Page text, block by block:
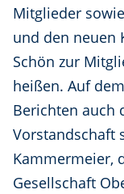
Mitglieder
und den neuen
Schön zur
heißen. Auf
Berichten auch
Vorstandschaft
Kammermeier,
Gesellschaft